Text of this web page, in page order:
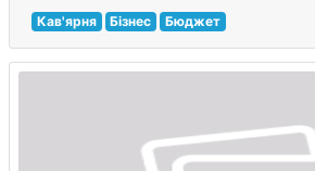
Кав'ярня Бізнес Бюджет